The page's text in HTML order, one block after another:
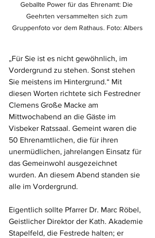
Geballte Power für das Ehrenamt: Die
Geehrten versammelten sich zum
Gruppenfoto vor dem Rathaus. Foto: Albers
„Für Sie ist es nicht gewöhnlich, im
Vordergrund zu stehen. Sonst stehen
Sie meistens im Hintergrund.“ Mit
diesen Worten richtete sich Festredner
Clemens Große Macke am
Mittwochabend an die Gäste im
Visbeker Ratssaal. Gemeint waren die
50 Ehrenamtlichen, die für ihren
unermüdlichen, jahrelangen Einsatz für
das Gemeinwohl ausgezeichnet
wurden. An diesem Abend standen sie
alle im Vordergrund.
Eigentlich sollte Pfarrer Dr. Marc Röbel,
Geistlicher Direktor der Kath. Akademie
Stapelfeld, die Festrede halten; er